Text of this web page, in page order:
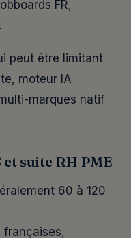
FR,
peut être limitant
moteur IA
marques natif
suite RH PME
60 à 120
françaises,